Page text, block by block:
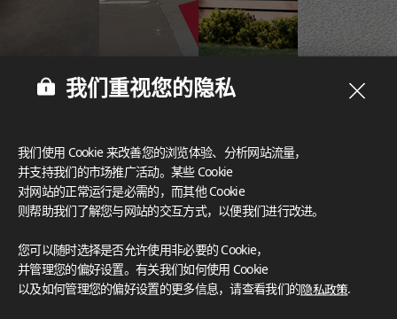
我们重视您的隐私
我们使用 Cookie 来改善您的浏览体验、分析网站流量，
并支持我们的市场推广活动。某些 Cookie
对网站的正常运行是必需的，而其他 Cookie
则帮助我们了解您与网站的交互方式，以便我们进行改进。
您可以随时选择是否允许使用非必要的 Cookie，
并管理您的偏好设置。有关我们如何使用 Cookie
以及如何管理您的偏好设置的更多信息，请查看我们的隐私政策.